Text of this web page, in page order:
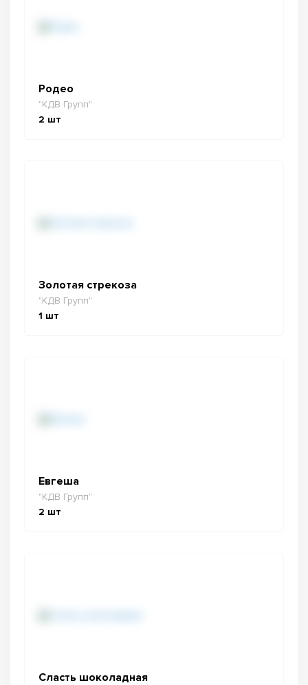
Родео
"КДВ Групп"
2 шт
Золотая стрекоза
"КДВ Групп"
1 шт
Евгеша
"КДВ Групп"
2 шт
Сласть шоколадная